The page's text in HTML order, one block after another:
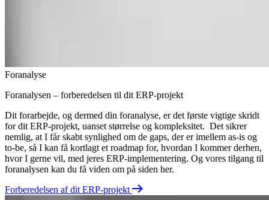
Foranalyse
Foranalysen – forberedelsen til dit ERP-projekt
Dit forarbejde, og dermed din foranalyse, er det første vigtige skridt
for dit ERP-projekt, uanset størrelse og kompleksitet. Det sikrer
nemlig, at I får skabt synlighed om de gaps, der er imellem as-is og
to-be, så I kan få kortlagt et roadmap for, hvordan I kommer derhen,
hvor I gerne vil, med jeres ERP-implementering. Og vores tilgang til
foranalysen kan du få viden om på siden her.
Forberedelsen af dit ERP-projekt